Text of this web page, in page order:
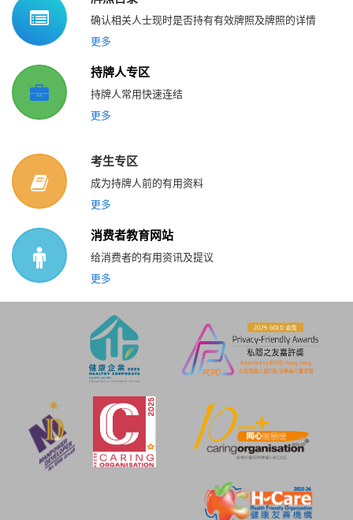
确认相关人士现时是否持有有效牌照及牌照的详情
更多
持牌人专区
持牌人常用快速连结
更多
考生专区
成为持牌人前的有用资料
更多
消费者教育网站
给消费者的有用资讯及提议
更多